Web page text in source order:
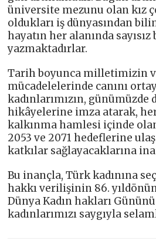
üniversite mezunu olan kız
oldukları iş dünyasından
hayatın her alanında
yazmaktadırlar.
Tarih boyunca milletimizin
mücadelelerinde canını
kadınlarımızın, günümüzde
hikâyelerine imza atarak,
kalkınma hamlesi içinde
2053 ve 2071 hedeflerine
katkılar sağlayacaklarına
Bu inançla, Türk kadınına
hakkı verilişinin 86.
Dünya Kadın hakları
kadınlarımızı saygıyla